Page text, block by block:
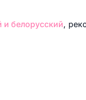
и белорусский,